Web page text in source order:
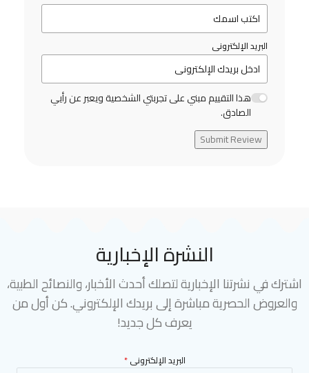
البريد الإلكترونى
هذا التقييم مبني على تجربتي الشخصية ويعبر عن رأيي
الصادق.
Submit Review
النشرة الإخبارية
اشترك في نشرتنا الإخبارية لتصلك أحدث الأخبار، والنصائح الطبية،
والعروض الحصرية مباشرة إلى بريدك الإلكتروني. كن أول من
يعرف كل جديد!
البريد الإلكترونى*